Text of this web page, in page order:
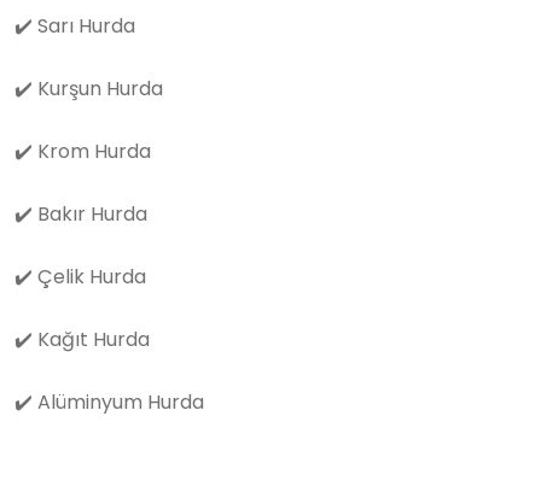
✔️ Sarı Hurda
✔️ Kurşun Hurda
✔️ Krom Hurda
✔️ Bakır Hurda
✔️ Çelik Hurda
✔️ Kağıt Hurda
✔️ Alüminyum Hurda